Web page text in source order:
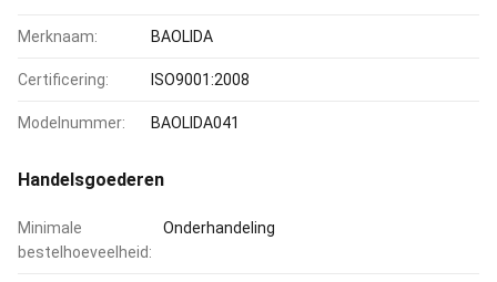
Merknaam: BAOLIDA
Certificering: ISO9001:2008
Modelnummer: BAOLIDA041
Handelsgoederen
Minimale
bestelhoeveelheid:
Onderhandeling